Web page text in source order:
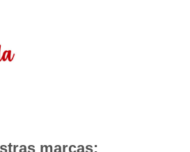
marcas: